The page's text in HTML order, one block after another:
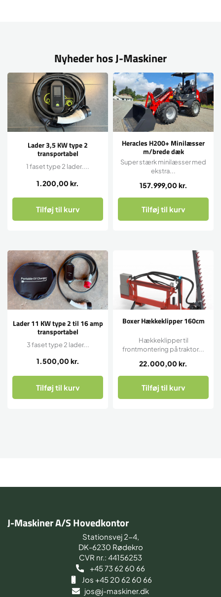
Nyheder hos J-Maskiner
Lader 3,5 KW type 2
transportabel
1.200,00 kr.
1 faset type 2 lader....
Tilføj til kurv
Heracles H200+ Minilæsser
m/brede dæk
157.999,00 kr.
Super stærk minilæsser med
ekstra...
Tilføj til kurv
Lader 11 KW type 2 til 16 amp
transportabel
1.500,00 kr.
3 faset type 2 lader...
Tilføj til kurv
Boxer Hækkeklipper 160cm
22.000,00 kr.
Hækkeklipper til
frontmontering på traktor...
Tilføj til kurv
J-Maskiner A/S Hovedkontor
Stationsvej 2-4,
DK-6230 Rødekro
CVR nr.: 44156253
+45 73 62 60 66
Jos +45 20 62 60 66
jos@j-maskiner.dk